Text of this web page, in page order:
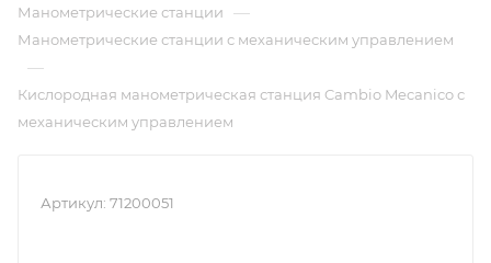
Манометрические станции —
Манометрические станции с механическим управлением
—
Кислородная манометрическая станция Cambio Mecanico с
механическим управлением
Артикул: 71200051